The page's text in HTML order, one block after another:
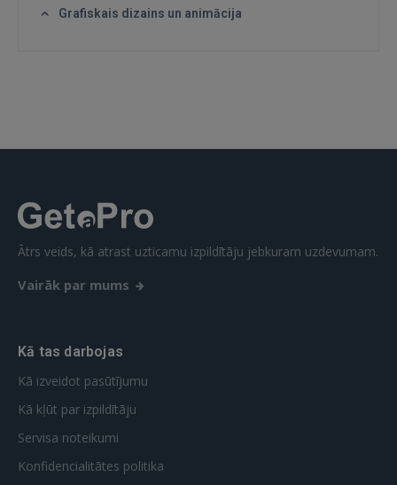
FACEBOOK
REĢISTRĀCIJA
Grafiskais dizains un animācija
Ātrs veids, kā atrast uzticamu izpildītāju jebkuram uzdevumam.
Vairāk par mums
Kā tas darbojas
Kā izveidot pasūtījumu
Kā kļūt par izpildītāju
Servisa noteikumi
Konfidencialitātes politika